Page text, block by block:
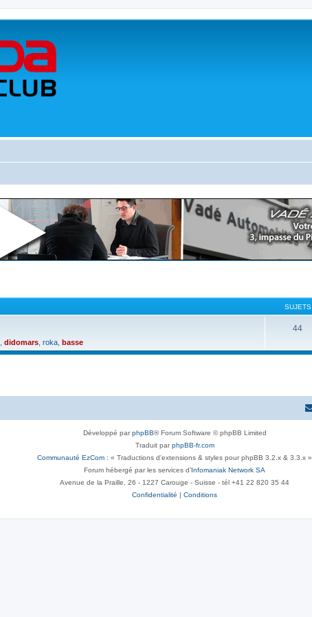
SUJETS
didomars roka basse
44
Développé parphpBB® Forum Software © phpBB Limited
Traduit parphpBB-fr.com
Communauté EzCom : « Traductions d'extensions & styles pour phpBB 3.2.x & 3.3.x »
Forum hébergé par les services d’Infomaniak Network SA
Avenue de la Praille, 26 - 1227 Carouge - Suisse - tél +41 22 820 35 44
Confidentialité | Conditions